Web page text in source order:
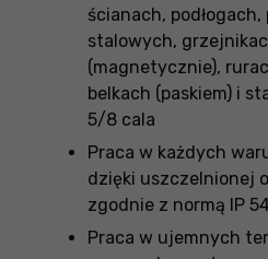
ścianach, podłogach,
stalowych,
(magnetycznie),
belkach (paskiem) i
5/8 cala
Praca w każdych
dzięki uszczelnionej
zgodnie z normą IP
Praca w ujemnych